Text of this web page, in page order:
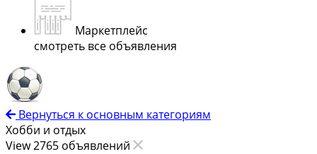
Маркетплейс
смотреть все объявления
Вернуться к основным категориям
Хобби и отдых
View 2765 объявлений